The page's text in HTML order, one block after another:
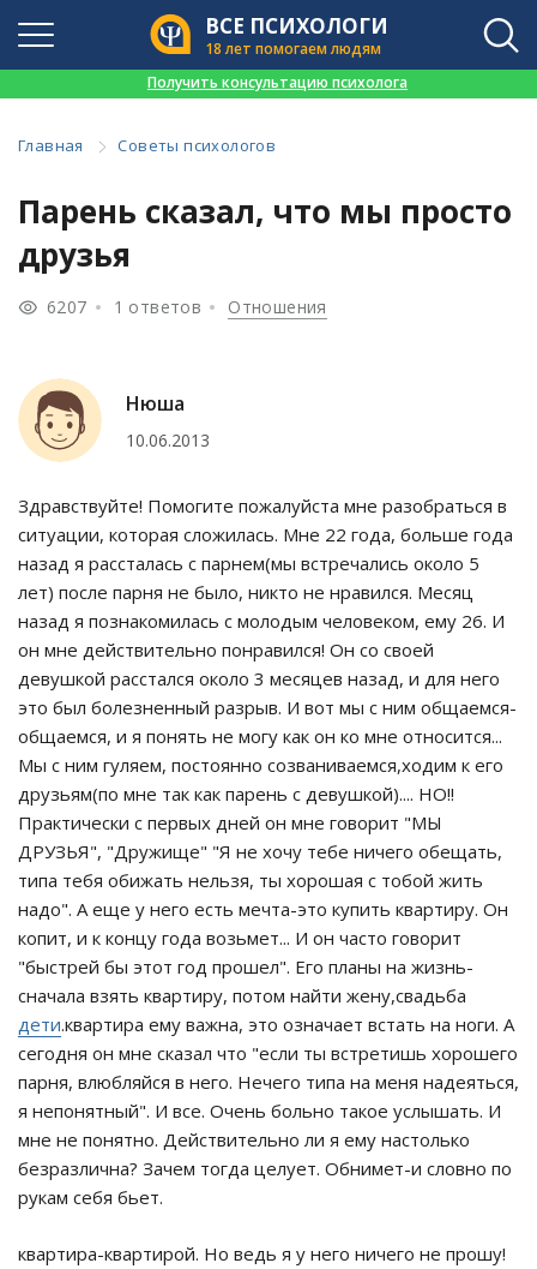
ВСЕ ПСИХОЛОГИ
18 лет помогаем людям
Получить консультацию психолога
Главная Советы психологов
Парень сказал, что мы просто
друзья
6207 1 ответов Отношения
Нюша
10.06.2013
Здравствуйте! Помогите пожалуйста мне разобраться в
ситуации, которая сложилась. Мне 22 года, больше года
назад я рассталась с парнем(мы встречались около 5
лет) после парня не было, никто не нравился. Месяц
назад я познакомилась с молодым человеком, ему 26. И
он мне действительно понравился! Он со своей
девушкой расстался около 3 месяцев назад, и для него
это был болезненный разрыв. И вот мы с ним общаемся-
общаемся, и я понять не могу как он ко мне относится...
Мы с ним гуляем, постоянно созваниваемся,ходим к его
друзьям(по мне так как парень с девушкой).... НО!!
Практически с первых дней он мне говорит "МЫ
ДРУЗЬЯ", "Дружище" "Я не хочу тебе ничего обещать,
типа тебя обижать нельзя, ты хорошая с тобой жить
надо". А еще у него есть мечта-это купить квартиру. Он
копит, и к концу года возьмет... И он часто говорит
"быстрей бы этот год прошел". Его планы на жизнь-
сначала взять квартиру, потом найти жену,свадьба
дети.квартира ему важна, это означает встать на ноги. А
сегодня он мне сказал что "если ты встретишь хорошего
парня, влюбляйся в него. Нечего типа на меня надеяться,
я непонятный". И все. Очень больно такое услышать. И
мне не понятно. Действительно ли я ему настолько
безразлична? Зачем тогда целует. Обнимет-и словно по
рукам себя бьет.
квартира-квартирой. Но ведь я у него ничего не прошу!